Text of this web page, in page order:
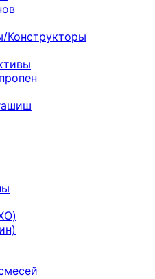
Конструкторы